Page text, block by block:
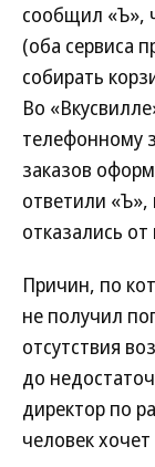
сообщил «Ъ»,
(оба сервиса
собирать
Во
телефонному
заказов
ответили «Ъ»,
отказались
Причин, по
не получил
отсутствия
до
директор по
человек